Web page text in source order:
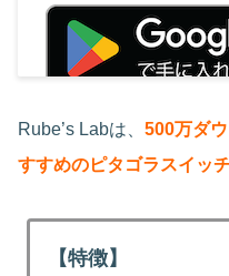
Rube’s Labは、 500万ダ
すすめのピタゴラスイッ
【特徴】